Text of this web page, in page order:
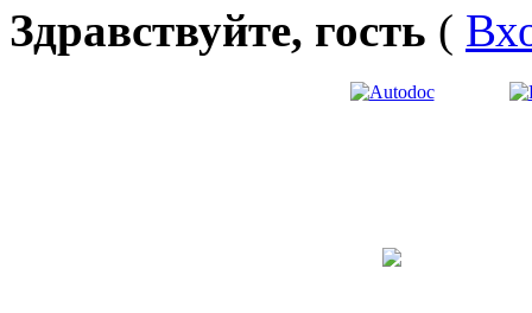
Здравствуйте, гость (